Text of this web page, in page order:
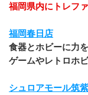
福岡県内にトレフ
福岡春日店
食器とホビーに力
ゲームやレトロホ
シュロアモール筑